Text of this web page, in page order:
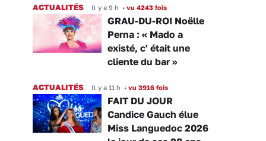
ACTUALITÉS Il y a 9 h • vu 4243 fois
GRAU-DU-ROI Noëlle
Perna : « Mado a
existé, c' était une
cliente du bar »
ACTUALITÉS Il y a 11 h • vu 3916 fois
FAIT DU JOUR
Candice Gauch élue
Miss Languedoc 2026